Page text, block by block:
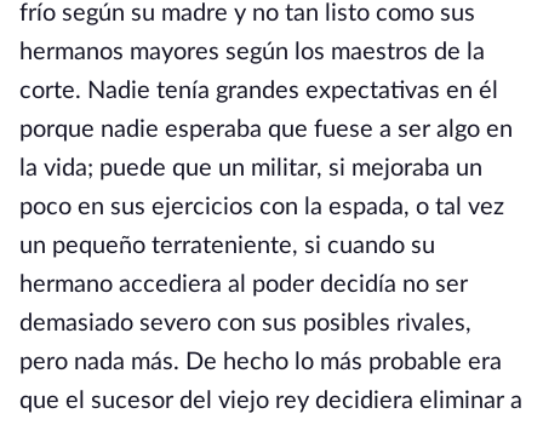
frío según su madre y no tan listo como sus
hermanos mayores según los maestros de la
corte. Nadie tenía grandes expectativas en él
porque nadie esperaba que fuese a ser algo en
la vida; puede que un militar, si mejoraba un
poco en sus ejercicios con la espada, o tal vez
un pequeño terrateniente, si cuando su
hermano accediera al poder decidía no ser
demasiado severo con sus posibles rivales,
pero nada más. De hecho lo más probable era
que el sucesor del viejo rey decidiera eliminar a